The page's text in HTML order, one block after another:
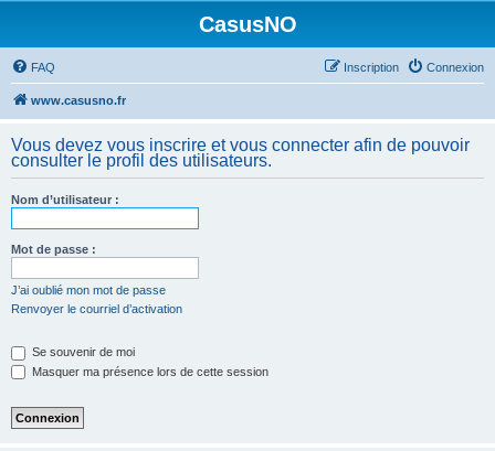
CasusNO
FAQ Connexion
Inscription
www.casusno.fr
Vous devez vous inscrire et vous connecter afin de pouvoir
consulter le profil des utilisateurs.
Nom d’utilisateur :
Mot de passe :
J’ai oublié mon mot de passe
Renvoyer le courriel d’activation
Se souvenir de moi
Masquer ma présence lors de cette session